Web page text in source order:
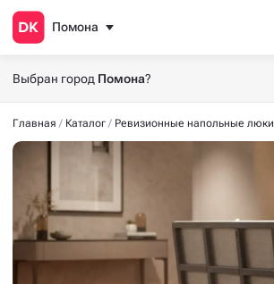
Помона
Выбран город Помона?
Главная Каталог Ревизионные напольные люки